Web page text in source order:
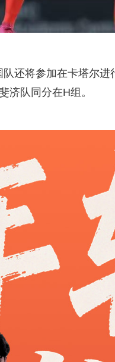
还将参加在卡塔尔
济队同分在H组。